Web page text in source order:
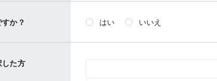
か？ はい いいえ
た方